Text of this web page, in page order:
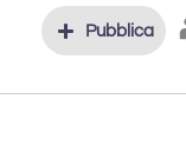
Pubblica